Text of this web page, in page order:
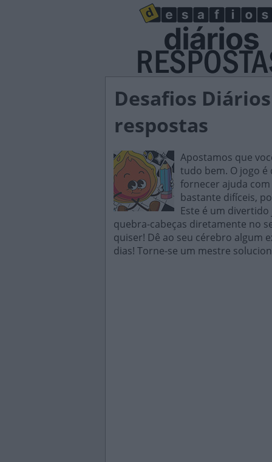
Desafios
respostas
Apostamos que
tudo bem. O jogo é
fornecer ajuda com
bastante difíceis,
Este é um
quebra-cabeças diretamente no
quiser! Dê ao seu cérebro algum
dias! Torne-se um mestre